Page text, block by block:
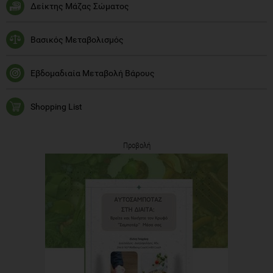
Δείκτης Μάζας Σώματος
Βασικός Μεταβολισμός
Εβδομαδιαία Μεταβολή Βάρους
Shopping List
Προβολή